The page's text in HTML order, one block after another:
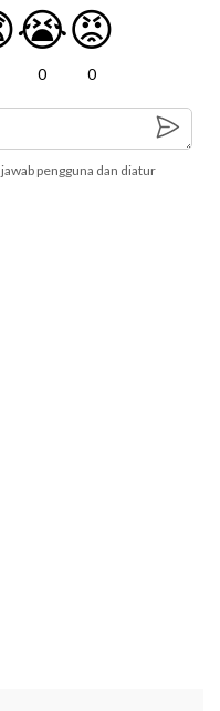
😭
0
😡
0
pengguna dan diatur